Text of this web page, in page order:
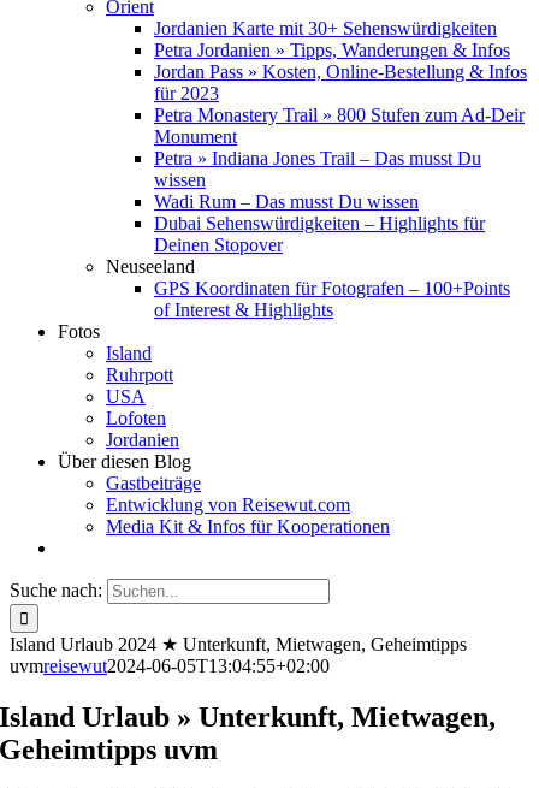
Orient
Jordanien Karte mit 30+ Sehenswürdigkeiten
Petra Jordanien » Tipps, Wanderungen & Infos
Jordan Pass » Kosten, Online-Bestellung & Infos
für 2023
Petra Monastery Trail » 800 Stufen zum Ad-Deir
Monument
Petra » Indiana Jones Trail – Das musst Du
wissen
Wadi Rum – Das musst Du wissen
Dubai Sehenswürdigkeiten – Highlights für
Deinen Stopover
Neuseeland
GPS Koordinaten für Fotografen – 100+Points
of Interest & Highlights
Fotos
Island
Ruhrpott
USA
Lofoten
Jordanien
Über diesen Blog
Gastbeiträge
Entwicklung von Reisewut.com
Media Kit & Infos für Kooperationen
Suche nach:
Island Urlaub 2024 ★ Unterkunft, Mietwagen, Geheimtipps
uvmreisewut2024-06-05T13:04:55+02:00
Island Urlaub » Unterkunft, Mietwagen,
Geheimtipps uvm